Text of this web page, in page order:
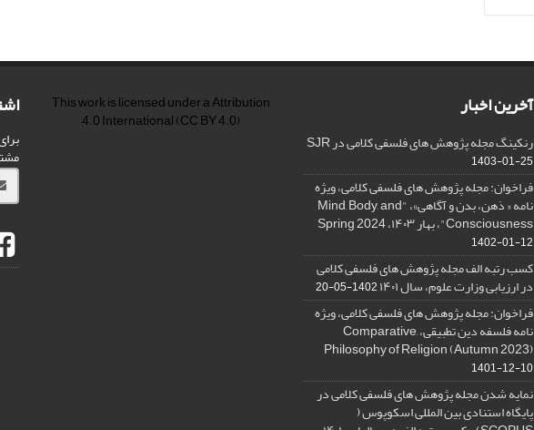
آخرین اخبار
رنکینگ مجله پژوهش های فلسفی کلامی در SJR
1403-01-25
فراخوان: مجله پژوهش های فلسفی کلامی، ویژه
نامه « ذهن، بدن و آگاهی»، "Mind, Body, and
Consciousness"، بهار ۱۴۰۳، Spring 2024
1402-01-12
کسب رتبه الف مجله پژوهش های فلسفی کلامی
در ارزیابی وزارت علوم، سال ۱۴۰۱ 1402-05-20
فراخوان: مجله پژوهش های فلسفی کلامی، ویژه
نامه فلسفه دین تطبیقی، ,Comparative
Philosophy of Religion (Autumn 2023)
1401-12-10
نمایه شدن مجله پژوهش های فلسفی کلامی در
پایگاه استنادی بین المللی اسکوپوس (
This work is licensed under aAttribution
4.0 International(CC BY 4.0)